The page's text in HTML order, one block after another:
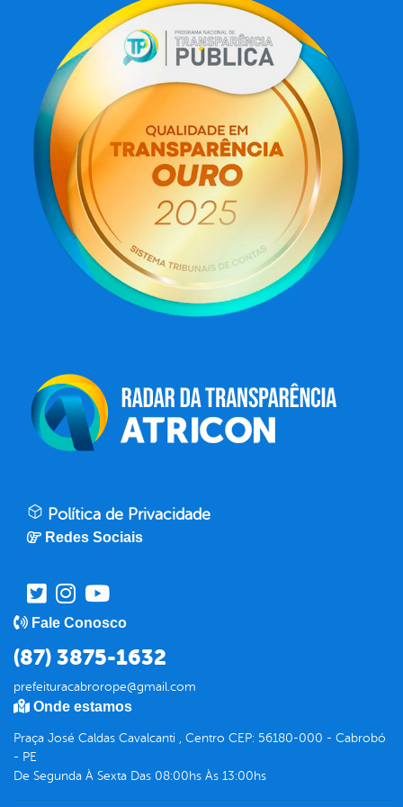
Política de Privacidade
Redes Sociais
Fale Conosco
(87) 3875-1632
prefeituracabrorope@gmail.com
Onde estamos
Praça José Caldas Cavalcanti , Centro CEP: 56180-000 - Cabrobó
- PE
De Segunda À Sexta Das 08:00hs Às 13:00hs